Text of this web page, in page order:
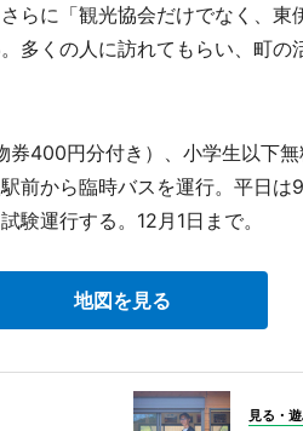
らに「観光協会だけでなく、東
多くの人に訪れてもらい、町の
400円分付き）、小学生以下
前から臨時バスを運行。平日
験運行する。12月1日まで。
地図を見る
見る・